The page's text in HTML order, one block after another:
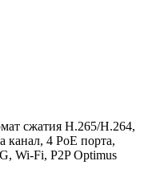
сжатия H.265/H.264,
канал, 4 PoE порта,
Wi-Fi, P2P Optimus